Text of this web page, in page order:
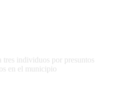
individuos por presuntos
en el municipio